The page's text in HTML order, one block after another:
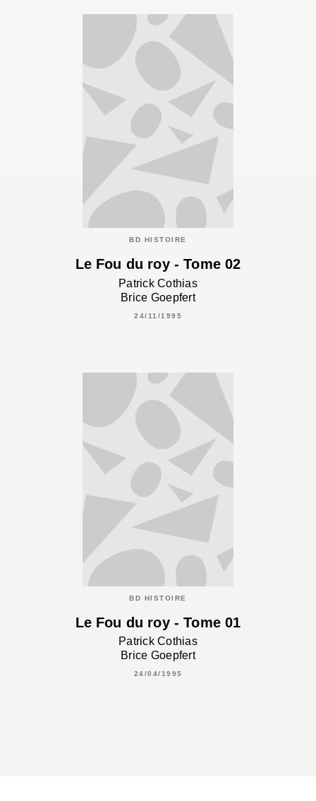
BD HISTOIRE
Le Fou du roy - Tome 02
Patrick Cothias
Brice Goepfert
24/11/1995
BD HISTOIRE
Le Fou du roy - Tome 01
Patrick Cothias
Brice Goepfert
24/04/1995